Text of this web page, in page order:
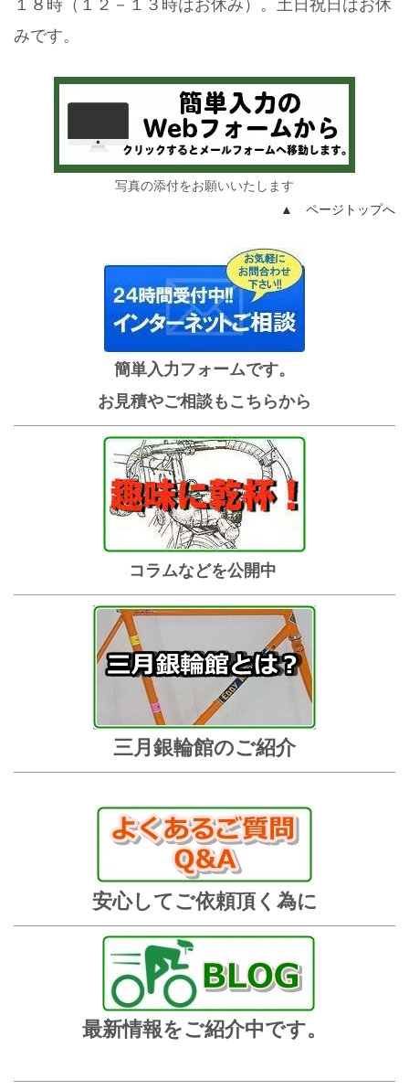
みです。
写真の添付をお願いいたします
▲ ページトップへ
簡単入力フォームです。
お見積やご相談もこちらから
コラムなどを公開中
三月銀輪館のご紹介
安心してご依頼頂く為に
最新情報をご紹介中です。